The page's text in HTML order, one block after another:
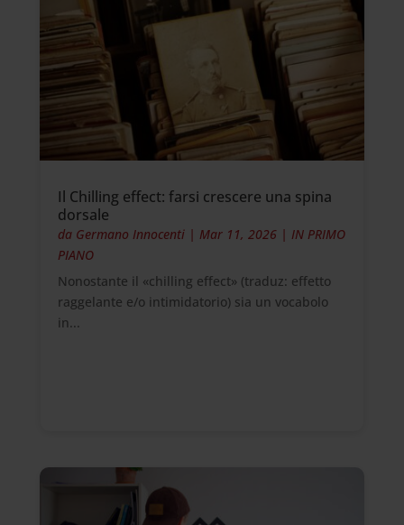
Il Chilling effect: farsi crescere una spina
dorsale
da Germano Innocenti| Mar 11, 2026| IN PRIMO
PIANO
Nonostante il «chilling effect» (traduz: effetto
raggelante e/o intimidatorio) sia un vocabolo
in...